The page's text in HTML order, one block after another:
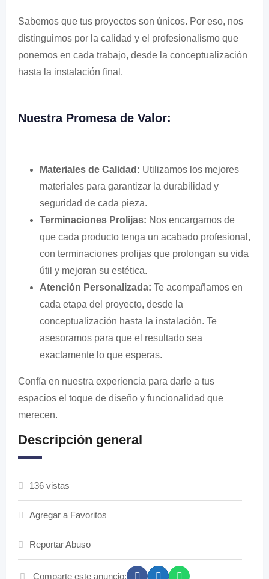
Sabemos que tus proyectos son únicos. Por eso, nos
distinguimos por la calidad y el profesionalismo que
ponemos en cada trabajo, desde la conceptualización
hasta la instalación final.
Nuestra Promesa de Valor:
Materiales de Calidad: Utilizamos los mejores
materiales para garantizar la durabilidad y
seguridad de cada pieza.
Terminaciones Prolijas: Nos encargamos de
que cada producto tenga un acabado profesional,
con terminaciones prolijas que prolongan su vida
útil y mejoran su estética.
Atención Personalizada: Te acompañamos en
cada etapa del proyecto, desde la
conceptualización hasta la instalación. Te
asesoramos para que el resultado sea
exactamente lo que esperas.
Confía en nuestra experiencia para darle a tus
espacios el toque de diseño y funcionalidad que
merecen.
Descripción general
136 vistas
Agregar a Favoritos
Reportar Abuso
Comparte este anuncio: